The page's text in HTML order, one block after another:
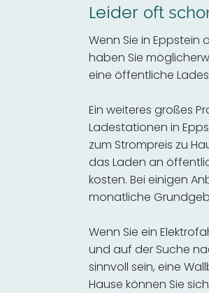
Leider oft
Wenn Sie in Eppstein
haben Sie
eine öffentliche
Ein weiteres großes
Ladestationen in
zum Strompreis zu
das Laden an
kosten. Bei einigen
monatliche
Wenn Sie ein
und auf der Suche
sinnvoll sein, eine
Hause können Sie